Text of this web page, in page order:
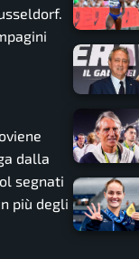
dalla
segnati
più degli